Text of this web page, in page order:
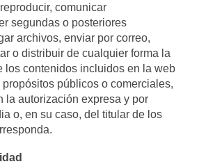
comunicar
segundas o posteriores
archivos, enviar por correo,
o distribuir de cualquier forma la
los contenidos incluidos en la web
públicos o comerciales,
la autorización expresa y por
o, en su caso, del titular de los